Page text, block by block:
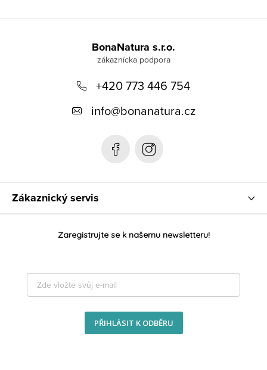
Zákaznický servis
BonaNatura s.r.o.
+420 773 446 754
info@bonanatura.cz
Zaregistrujte se k našemu newsletteru!
PŘIHLÁSIT K ODBĚRU